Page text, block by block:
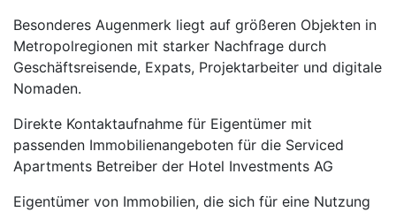
Besonderes Augenmerk liegt auf größeren Objekten in
Metropolregionen mit starker Nachfrage durch
Geschäftsreisende, Expats, Projektarbeiter und digitale
Nomaden.
Direkte Kontaktaufnahme für Eigentümer mit
passenden Immobilienangeboten für die Serviced
Apartments Betreiber der Hotel Investments AG
Eigentümer von Immobilien, die sich für eine Nutzung